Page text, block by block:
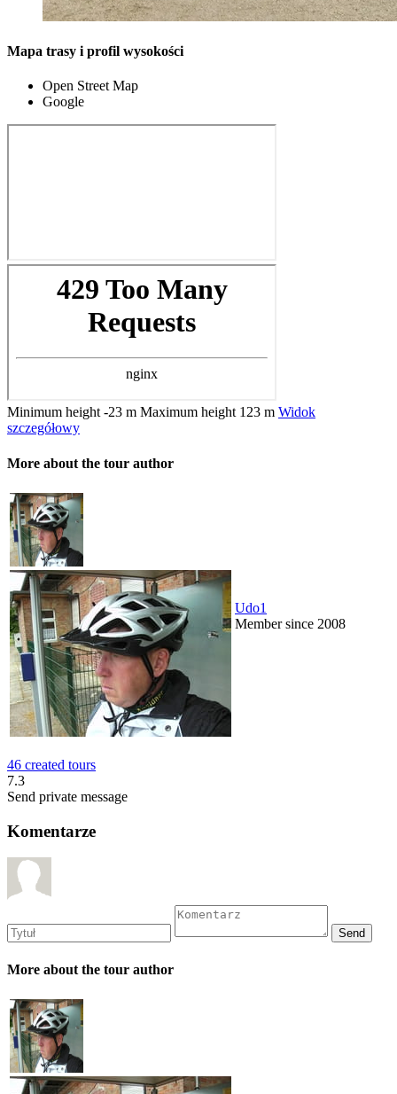
Mapa trasy i profil wysokości
Open Street Map
Google
Minimum height -23 m Maximum height 123 m Widok
szczegółowy
More about the tour author
Udo1
Member since 2008
46 created tours
7.3
Send private message
Komentarze
More about the tour author